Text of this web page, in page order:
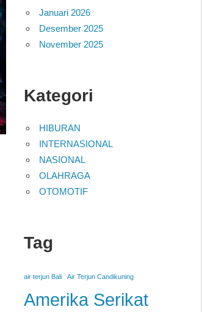
Januari 2026
Desember 2025
November 2025
Kategori
HIBURAN
INTERNASIONAL
NASIONAL
OLAHRAGA
OTOMOTIF
Tag
air terjun Bali Air Terjun Candikuning
Amerika Serikat